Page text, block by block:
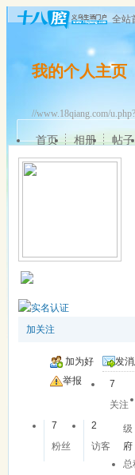
全站
我的个人主页
//www.18qiang.com/
首页 相册 帖子
加关注
加为好
友
发
举报
7
关注
7
粉丝
2
访客
级
府
总